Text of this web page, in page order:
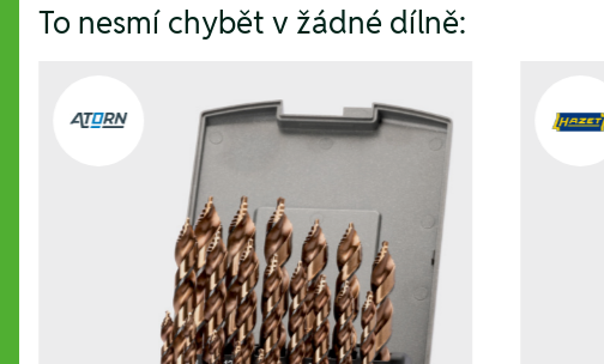
To nesmí chybět v žádné dílně: